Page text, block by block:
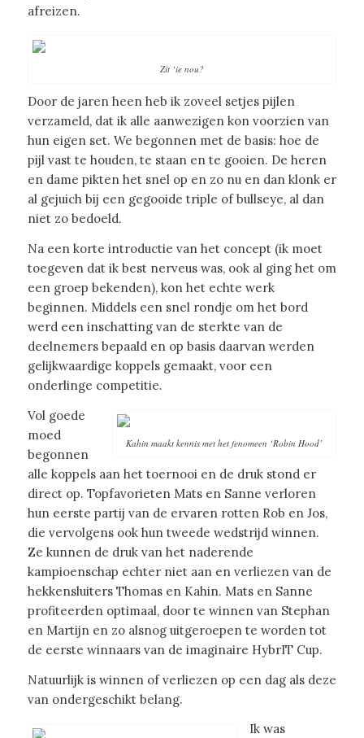
afreizen.
Zit ‘ie nou?
Door de jaren heen heb ik zoveel setjes pijlen
verzameld, dat ik alle aanwezigen kon voorzien van
hun eigen set. We begonnen met de basis: hoe de
pijl vast te houden, te staan en te gooien. De heren
en dame pikten het snel op en zo nu en dan klonk er
al gejuich bij een gegooide triple of bullseye, al dan
niet zo bedoeld.
Na een korte introductie van het concept (ik moet
toegeven dat ik best nerveus was, ook al ging het om
een groep bekenden), kon het echte werk
beginnen. Middels een snel rondje om het bord
werd een inschatting van de sterkte van de
deelnemers bepaald en op basis daarvan werden
gelijkwaardige koppels gemaakt, voor een
onderlinge competitie.
Kahin maakt kennis met het fenomeen ‘Robin Hood’
Vol goede
moed
begonnen
alle koppels aan het toernooi en de druk stond er
direct op. Topfavorieten Mats en Sanne verloren
hun eerste partij van de ervaren rotten Rob en Jos,
die vervolgens ook hun tweede wedstrijd winnen.
Ze kunnen de druk van het naderende
kampioenschap echter niet aan en verliezen van de
hekkensluiters Thomas en Kahin. Mats en Sanne
profiteerden optimaal, door te winnen van Stephan
en Martijn en zo alsnog uitgeroepen te worden tot
de eerste winnaars van de imaginaire HybrIT Cup.
Natuurlijk is winnen of verliezen op een dag als deze
van ondergeschikt belang.
Ik was